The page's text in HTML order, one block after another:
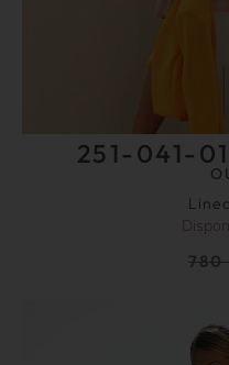
251-041-
780